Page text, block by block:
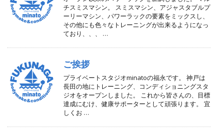
チスミスマシン。 スミスマシン、アジャスタブルプ
ーリーマシン、パワーラックの要素をミックスし、
その他にも色々なトレーニングが出来るようになっ
ており、、、 …
ご挨拶
プライベートスタジオminatoの福永です。 神戸は
長田の地にトレーニング、コンディショニングスタ
ジオをオープンしました。 これから皆さんの、目標
達成にむけ、健康サポーターとして頑張ります。 宜
しくお …